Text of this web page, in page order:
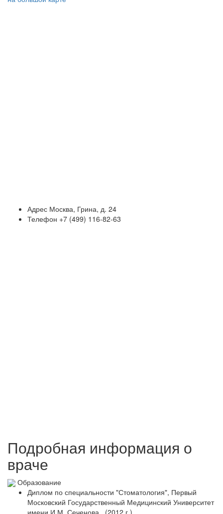
Адрес Москва, Грина, д. 24
Телефон +7 (499) 116-82-63
Подробная информация о
враче
Образование
Диплом по специальности "Стоматология", Первый
Московский Государственный Медицинский Университет
имени И.М. Сеченова . (2012 г.)